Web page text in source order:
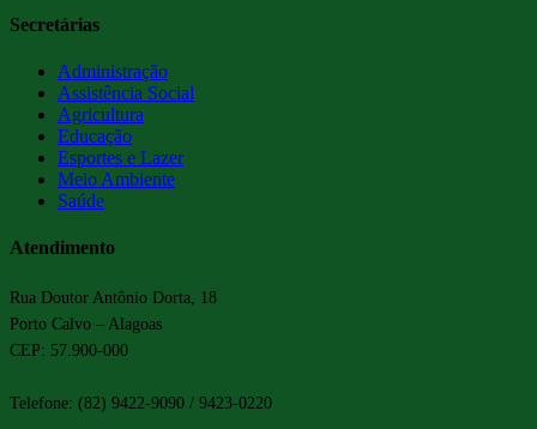
Secretárias
Administração
Assistência Social
Agricultura
Educação
Esportes e Lazer
Meio Ambiente
Saúde
Atendimento
Rua Doutor Antônio Dorta, 18
Porto Calvo – Alagoas
CEP: 57.900-000
Telefone: (82) 9422-9090 / 9423-0220